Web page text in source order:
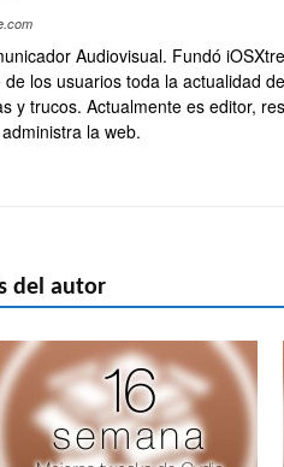
Audiovisual. Fundó
los usuarios toda la actualidad
y trucos. Actualmente es editor,
la web.
del autor